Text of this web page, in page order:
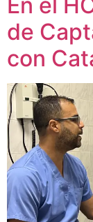
En el
de
con